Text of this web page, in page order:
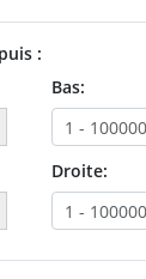
:
Bas:
Droite: